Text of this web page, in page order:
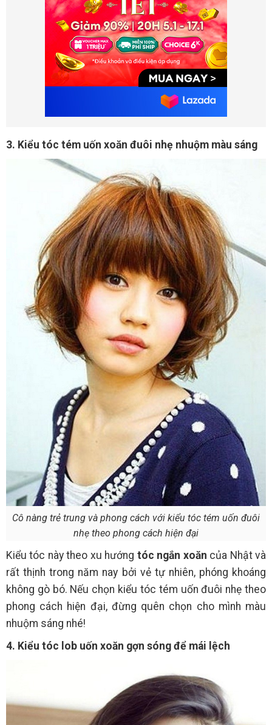
3. Kiểu tóc tém uốn xoăn đuôi nhẹ nhuộm màu sáng
Cô nàng trẻ trung và phong cách với kiểu tóc tém uốn đuôi
nhẹ theo phong cách hiện đại
Kiểu tóc này theo xu hướng tóc ngắn xoăn của Nhật và
rất thịnh trong năm nay bởi vẻ tự nhiên, phóng khoáng
không gò bó. Nếu chọn kiểu tóc tém uốn đuôi nhẹ theo
phong cách hiện đại, đừng quên chọn cho mình màu
nhuộm sáng nhé!
4. Kiểu tóc lob uốn xoăn gợn sóng để mái lệch